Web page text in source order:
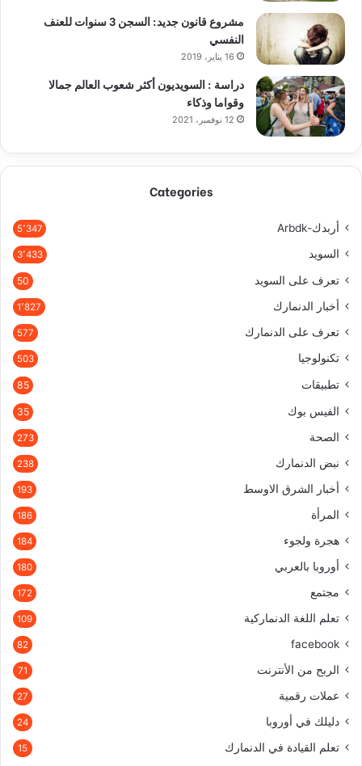
مشروع قانون جديد: السجن 3 سنوات للعنف
النفسي
16 يناير، 2019
دراسة : السويديون أكثر شعوب العالم جمالا
وقواما وذكاء
12 نوفمبر، 2021
Categories
أربدك-Arbdk 5٬347
السويد 3٬433
تعرف على السويد 50
أخبار الدنمارك 1٬827
تعرف على الدنمارك 577
تكنولوجيا 503
تطبيقات 85
الفيس بوك 35
الصحة 273
نبض الدنمارك 238
أخبار الشرق الاوسط 193
المرأة 186
هجرة ولجوء 184
أوروبا بالعربي 180
مجتمع 172
تعلم اللغة الدنماركية 109
facebook
82
الربح من الأنترنت 71
عملات رقمية 27
دليلك في أوروبا 24
تعلم القيادة في الدنمارك 15